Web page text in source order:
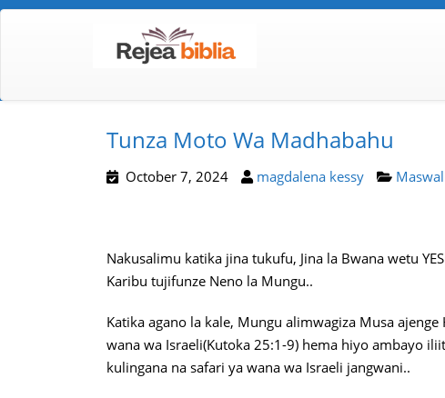
Tunza Moto Wa Madhabahu
October 7, 2024 magdalena kessy
Nakusalimu katika jina tukufu, Jina la Bwana wetu
Karibu tujifunze Neno la Mungu..
Katika agano la kale, Mungu alimwagiza Musa
wana wa Israeli(Kutoka 25:1-9) hema hiyo ambayo
kulingana na safari ya wana wa Israeli jangwani..